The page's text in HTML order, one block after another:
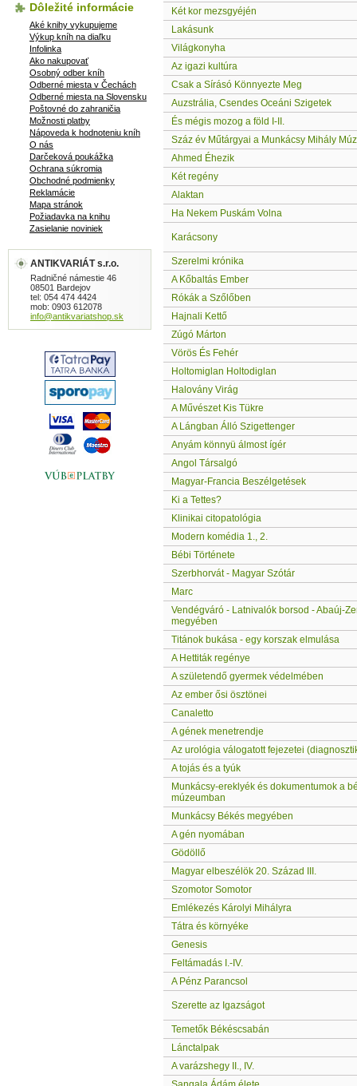
Két kor mezsgyéjén
Lakásunk
Világkonyha
Az igazi kultúra
Csak a Sírásó Könnyezte Meg
Auzstrália, Csendes Oceáni Szigetek
És mégis mozog a föld I-II.
Száz év Műtárgyai a Munkácsy Mihály
Ahmed Éhezik
Két regény
Alaktan
Ha Nekem Puskám Volna
Karácsony
Szerelmi krónika
A Kőbaltás Ember
Rókák a Szőlőben
Hajnali Kettő
Zúgó Márton
Vörös És Fehér
Holtomiglan Holtodiglan
Halovány Virág
A Művészet Kis Tükre
A Lángban Álló Szigettenger
Anyám könnyü álmost ígér
Angol Társalgó
Magyar-Francia Beszélgetések
Ki a Tettes?
Klinikai citopatológia
Modern komédia 1., 2.
Bébi Története
Szerbhorvát - Magyar Szótár
Marc
Vendégváró - Latnivalók borsod - Abaúj-
megyében
Titánok bukása - egy korszak elmulása
A Hettiták regénye
A születendő gyermek védelmében
Az ember ősi ösztönei
Canaletto
A gének menetrendje
Az urológia válogatott fejezetei
A tojás és a tyúk
Munkácsy-ereklyék és dokumentumok a
múzeumban
Munkácsy Békés megyében
A gén nyomában
Gödöllő
Magyar elbeszélök 20. Század III.
Szomotor Somotor
Emlékezés Károlyi Mihályra
Tátra és környéke
Genesis
Feltámadás I.-IV.
A Pénz Parancsol
Szerette az Igazságot
Temetők Békéscsabán
Lánctalpak
A varázshegy II., IV.
Dôležité informácie
Aké knihy vykupujeme
Výkup kníh na diaľku
Infolinka
Ako nakupovať
Osobný odber kníh
Odberné miesta v Čechách
Odberné miesta na Slovensku
Poštovné do zahraničia
Možnosti platby
Nápoveda k hodnoteniu kníh
O nás
Darčeková poukážka
Ochrana súkromia
Obchodné podmienky
Reklamácie
Mapa stránok
Požiadavka na knihu
Zasielanie noviniek
ANTIKVARIÁT s.r.o.
Radničné námestie 46
08501 Bardejov
tel: 054 474 4424
mob: 0903 612078
info@antikvariatshop.sk